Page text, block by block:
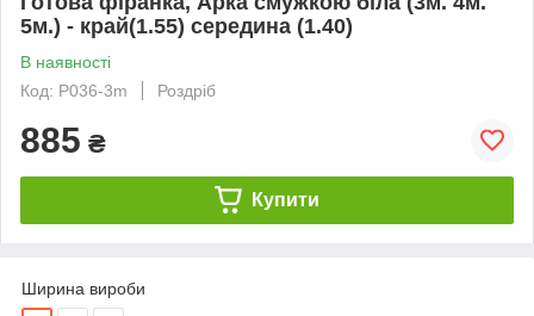
5м.) - край(1.55) середина (1.40)
В наявності
Код: P036-3m
Роздріб
885 ₴
Купити
Ширина вироби